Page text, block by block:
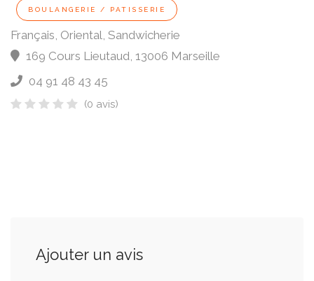
BOULANGERIE / PATISSERIE
Français, Oriental, Sandwicherie
169 Cours Lieutaud, 13006 Marseille
04 91 48 43 45
(0 avis)
Ajouter un avis